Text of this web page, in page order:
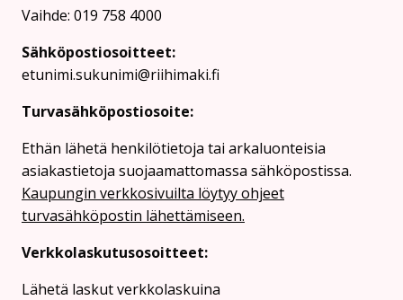
Vaihde: 019 758 4000
Sähköpostiosoitteet:
etunimi.sukunimi@riihimaki.fi
Turvasähköpostiosoite:
Ethän lähetä henkilötietoja tai arkaluonteisia
asiakastietoja suojaamattomassa sähköpostissa.
Kaupungin verkkosivuilta löytyy ohjeet
turvasähköpostin lähettämiseen.
Verkkolaskutusosoitteet:
Lähetä laskut verkkolaskuina